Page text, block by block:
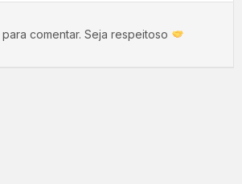
para comentar. Seja respeitoso